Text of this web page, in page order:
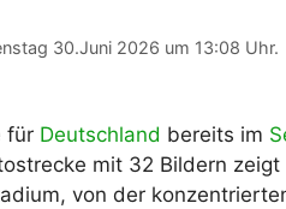
Fußball WM
Tabelle
Weltmeister,
Ausfüllen &
Fußball WM
PDF zum
30.Juni 2026 um 13:08 Uhr.
für Deutschland bereits im
mit 32 Bildern
von der